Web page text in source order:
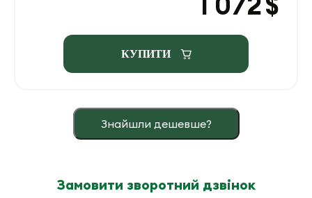
КУПИТИ
Знайшли дешевше?
Замовити зворотний дзвінок